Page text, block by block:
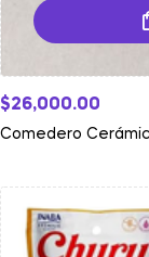
$26,000.00
Comedero